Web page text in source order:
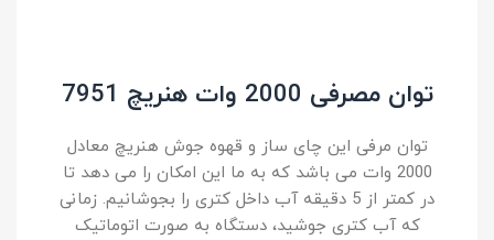
توان مصرفی 2000 وات هنریچ 7951
توان مرفی این چای ساز و قهوه جوش هنریچ معادل
2000 وات می باشد که به ما این امکان را می دهد تا
در کمتر از 5 دقیقه آب داخل کتری را بجوشانیم. زمانی
که آب کتری جوشید، دستگاه به صورت اتوماتیک